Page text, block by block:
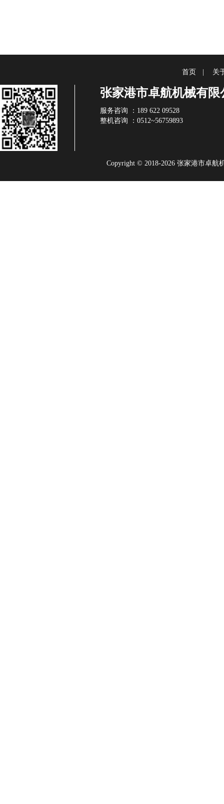
首页 关
张家港市卓航机械有限
服务咨询 ：189 622 09528
整机咨询 ：0512~56759893
Copyright © 2018-2026 张家港市卓航